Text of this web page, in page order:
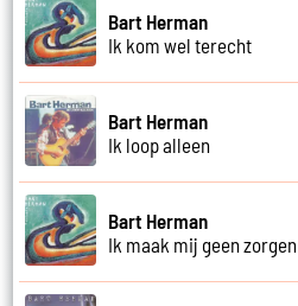
Bart Herman
Ik kom wel terecht
Bart Herman
Ik loop alleen
Bart Herman
Ik maak mij geen zorgen